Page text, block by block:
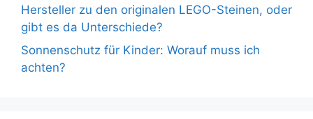
Hersteller zu den originalen LEGO-Steinen, oder
gibt es da Unterschiede?
Sonnenschutz für Kinder: Worauf muss ich
achten?